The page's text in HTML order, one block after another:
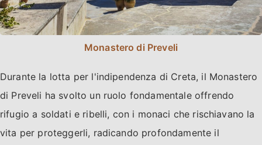
Monastero di Preveli
Durante la lotta per l'indipendenza di Creta, il Monastero
di Preveli ha svolto un ruolo fondamentale offrendo
rifugio a soldati e ribelli, con i monaci che rischiavano la
vita per proteggerli, radicando profondamente il